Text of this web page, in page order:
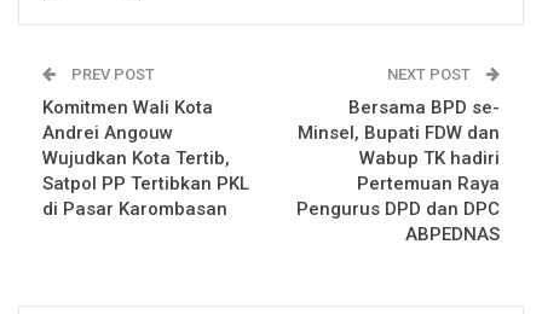
PREV POST
Komitmen Wali Kota
Andrei Angouw
Wujudkan Kota Tertib,
Satpol PP Tertibkan PKL
di Pasar Karombasan
NEXT POST
Bersama BPD se-
Minsel, Bupati FDW dan
Wabup TK hadiri
Pertemuan Raya
Pengurus DPD dan DPC
ABPEDNAS